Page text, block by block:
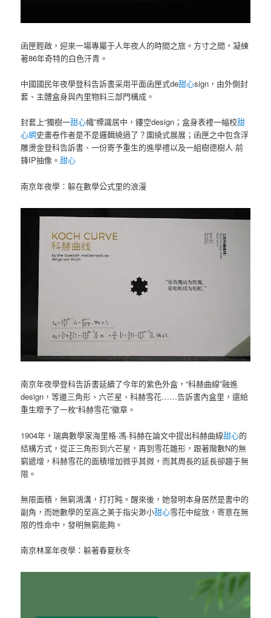
函匣輕啟，迎來一場專屬于人年夜人的時間之旅。方寸之間，凝練
著86年奇特的白色汗青。
中國國民年夜學登科告訴書采用平面函匣式de甜心sign，由外側封
套、主體盒身與內里物料三部門構成。
封套上“獨樹一甜心幟”標識居中，鏤空design；盒身表裡一幅校甜
心網史畫卷作者是不是邏輯繞過了？圍繞式展展；函匣之中包含浮
雕燙金登科告訴書、一份寄予重生的進學禮以及一組樹德樹人·前
鋒IP抽像。甜心
南京年夜學：躲在數學公式里的浪漫
南京年夜學登科告訴書延續了今年的紫色外盒，“科赫曲線”融進
design，等邊三角形、六芒星、科赫雪花……告訴書內盒里，還給
重生贈予了一枚“科赫雪花”徽章。
1904年，瑞典數學家海里格·馮·科赫在論文中提出科赫曲線甜心的
結構方式，從正三角形到六芒星，再到雪花雛形，跟著階數N的無
窮遞增，科赫雪花的面積增加微乎其微，而其周長的延長卻趨于無
限。
無限面積，無窮鴻溝，打打盹。醒來後，她發明本身居然是書中的
副角，而她數學的至高之美于指尖渺小甜心雪花中綻放，寄意在無
限的性命中，發明無窮能夠。
南京林業年夜學：躲著春夏秋冬